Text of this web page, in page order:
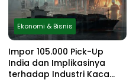
Ekonomi & Bisnis
Impor 105.000 Pick-Up
India dan Implikasinya
terhadap Industri Kaca